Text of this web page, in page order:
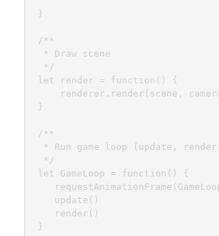
}
/**
  * Draw scene
  */
let render = function() {
renderer.render(scene,
}
/**
* Run game loop (update,
  */
let GameLoop = function() {
    update()
    render()
}